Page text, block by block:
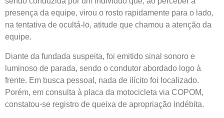
presença da equipe, virou o rosto rapidamente para o lado,
na tentativa de ocultá-lo, atitude que chamou a atenção da
equipe.
Diante da fundada suspeita, foi emitido sinal sonoro e
luminoso de parada, sendo o condutor abordado logo à
frente. Em busca pessoal, nada de ilícito foi localizado.
Porém, em consulta à placa da motocicleta via COPOM,
constatou-se registro de queixa de apropriação indébita.